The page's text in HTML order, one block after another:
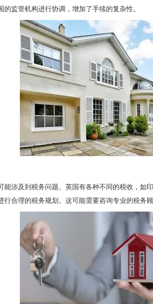
监管机构进行协调，增加了手续的复杂性。
能涉及到税务问题。英国有各种不同的税收，如
合理的税务规划。这可能需要咨询专业的税务